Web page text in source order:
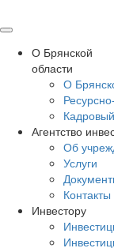
О Брянской
области
О
Агентство
Об
Услуги
Контакты
Инвестору